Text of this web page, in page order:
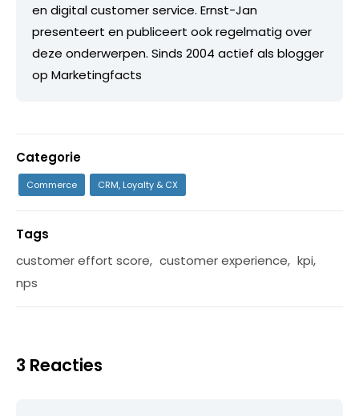
en digital customer service. Ernst-Jan
presenteert en publiceert ook regelmatig over
deze onderwerpen. Sinds 2004 actief als blogger
op Marketingfacts
Categorie
Commerce CRM, Loyalty & CX
Tags
customer effort score, customer experience, kpi,
nps
3 Reacties